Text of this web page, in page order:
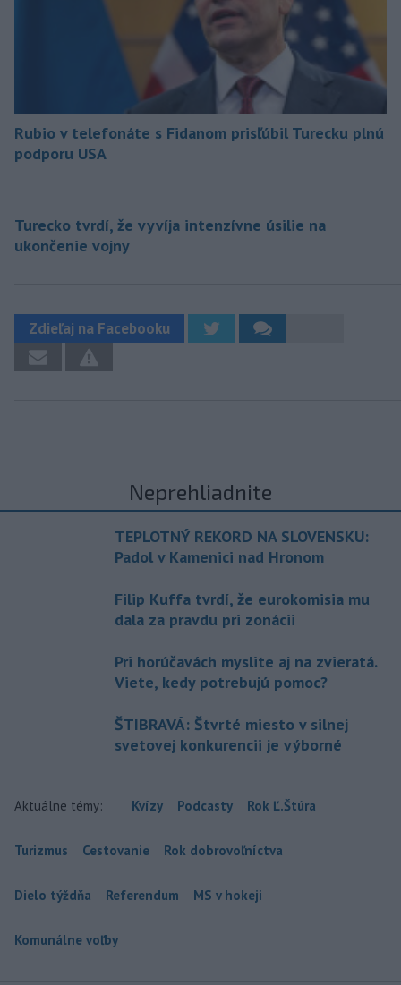
Rubio v telefonáte s Fidanom prisľúbil Turecku plnú
podporu USA
Turecko tvrdí, že vyvíja intenzívne úsilie na
ukončenie vojny
Zdieľaj na Facebooku
Neprehliadnite
TEPLOTNÝ REKORD NA SLOVENSKU:
Padol v Kamenici nad Hronom
Filip Kuffa tvrdí, že eurokomisia mu
dala za pravdu pri zonácii
Pri horúčavách myslite aj na zvieratá.
Viete, kedy potrebujú pomoc?
ŠTIBRAVÁ: Štvrté miesto v silnej
svetovej konkurencii je výborné
Aktuálne témy: Kvízy Podcasty Rok Ľ.Štúra
Turizmus Cestovanie Rok dobrovoľníctva
Dielo týždňa Referendum MS v hokeji
Komunálne voľby